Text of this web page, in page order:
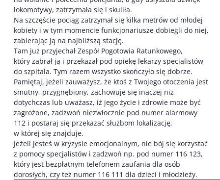
lokomotywy, zatrzymała się i skuliła.
Na szczęście pociąg zatrzymał się kilka metrów od młodej
kobiety i w tym momencie funkcjonariusze dobiegli do niej,
zabierając ją na najbliższą stację.
Tam już przyjechał Zespół Pogotowia Ratunkowego,
który zabrał ją i przekazał pod opiekę lekarzy specjalistów
do szpitala. Tym razem wszystko skończyło się dobrze.
Pamiętaj, jeżeli zauważysz, że ktoś z Twojego otoczenia jest
smutny, przygnębiony, zachowuje się inaczej niż
dotychczas lub uważasz, iż jego życie i zdrowie może być
zagrożone, zadzwoń niezwłocznie pod numer alarmowy
112 i postaraj się przekazać służbom lokalizację,
w której się znajduje.
Jeżeli jesteś w kryzysie emocjonalnym, nie bój się korzystać
z pomocy specjalistów i zadzwoń np. pod numer 116 123,
który jest bezpłatnym telefonem zaufania dla osób
dorosłych, czy też numer 116 111 dla dzieci i młodzieży.